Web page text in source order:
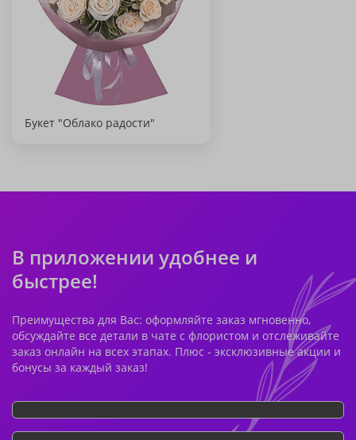
Букет "Облако радости"
В приложении удобнее и
быстрее!
Преимущества для Вас: оформляйте заказ мгновенно,
обсуждайте все детали в чате с флористом и отслеживайте
заказ онлайн на всех этапах. Плюс - эксклюзивные акции и
бонусы за каждый заказ!